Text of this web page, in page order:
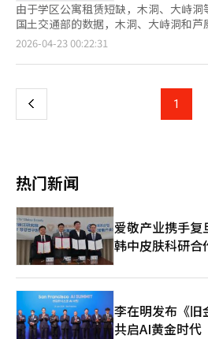
由于学区公寓租赁短缺，木洞、大峙
国土交通部的数据，木洞、大峙洞和
墅交易和租赁合同在新学期前显著增加
190件增长82.6%。租赁合同也增加，
和芦原区中溪洞也呈现类似趋势。大峙
232件增至今年的250件，增长7.8%。
交易从2023年的17件增至2025年的90
租赁房源短缺而加剧，尤其是江南区大
年比上半年增长近一倍。学区公寓价格
南三区的公寓价格上涨约6%，是首尔
因多房产持有者出售而导致房源减少，
锁短缺。根据房地产平台数据，木洞的
供应不足。韩国住宅学会会长、汉阳大
称，非居住一房产持有者和新租赁贷
房产减少，自住率上升，市场结构发生
2026-04-23 00:22:31
上
页
1
热门新闻
爱敬产业携手复
韩中皮肤科研合
李在明发布《旧
共启AI黄金时代